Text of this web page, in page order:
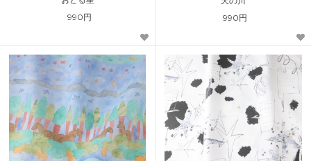
990円 990円